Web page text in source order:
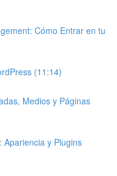
Cómo Entrar en tu
(11:14)
Medios y Páginas
Apariencia y Plugins